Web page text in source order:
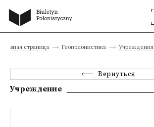
Главная страница Геополонистика Учреждения
Вернуться
Учреждение